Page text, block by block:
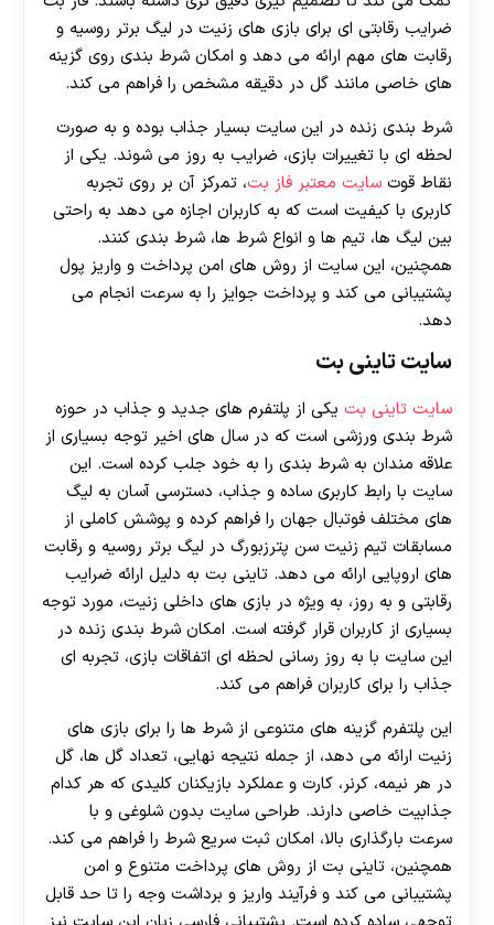
ضرایب رقابتی ای برای بازی های زنیت در لیگ برتر روسیه و
رقابت های مهم ارائه می دهد و امکان شرط بندی روی گزینه
های خاصی مانند گل در دقیقه مشخص را فراهم می کند.
شرط بندی زنده در این سایت بسیار جذاب بوده و به صورت
لحظه ای با تغییرات بازی، ضرایب به روز می شوند. یکی از
نقاط قوت سایت معتبر فاز بت، تمرکز آن بر روی تجربه
کاربری با کیفیت است که به کاربران اجازه می دهد به راحتی
بین لیگ ها، تیم ها و انواع شرط ها، شرط بندی کنند.
همچنین، این سایت از روش های امن پرداخت و واریز پول
پشتیبانی می کند و پرداخت جوایز را به سرعت انجام می
دهد.
سایت تاینی بت
سایت تاینی بت یکی از پلتفرم های جدید و جذاب در حوزه
شرط بندی ورزشی است که در سال های اخیر توجه بسیاری از
علاقه مندان به شرط بندی را به خود جلب کرده است. این
سایت با رابط کاربری ساده و جذاب، دسترسی آسان به لیگ
های مختلف فوتبال جهان را فراهم کرده و پوشش کاملی از
مسابقات تیم زنیت سن پترزبورگ در لیگ برتر روسیه و رقابت
های اروپایی ارائه می دهد. تاینی بت به دلیل ارائه ضرایب
رقابتی و به روز، به ویژه در بازی های داخلی زنیت، مورد توجه
بسیاری از کاربران قرار گرفته است. امکان شرط بندی زنده در
این سایت با به روز رسانی لحظه ای اتفاقات بازی، تجربه ای
جذاب را برای کاربران فراهم می کند.
این پلتفرم گزینه های متنوعی از شرط ها را برای بازی های
زنیت ارائه می دهد، از جمله نتیجه نهایی، تعداد گل ها، گل
در هر نیمه، کرنر، کارت و عملکرد بازیکنان کلیدی که هر کدام
جذابیت خاصی دارند. طراحی سایت بدون شلوغی و با
سرعت بارگذاری بالا، امکان ثبت سریع شرط را فراهم می کند.
همچنین، تاینی بت از روش های پرداخت متنوع و امن
پشتیبانی می کند و فرآیند واریز و برداشت وجه را تا حد قابل